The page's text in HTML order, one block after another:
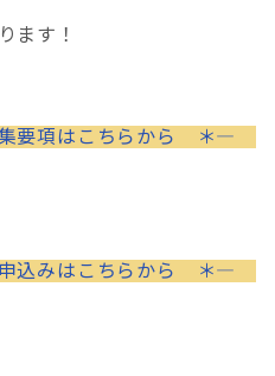
ます！
要項はこちらから ＊―
込みはこちらから ＊―